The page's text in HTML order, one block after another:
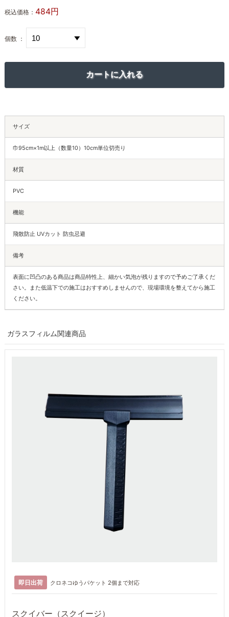
税込価格： 484円
個数 ：
サイズ
巾95cm×1m以上（数量10）10cm単位切売り
材質
PVC
機能
飛散防止 UVカット 防虫忌避
備考
表面に凹凸のある商品は商品特性上、細かい気泡が残りますので予めご了承くだ
さい。また低温下での施工はおすすめしませんので、現場環境を整えてから施工
ください。
ガラスフィルム関連商品
即日出荷 クロネコゆうパケット 2個まで対応
スクイバー（スクイージ）